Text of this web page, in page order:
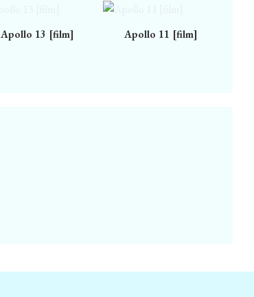
Apollo 13 [film] Apollo 11 [film]